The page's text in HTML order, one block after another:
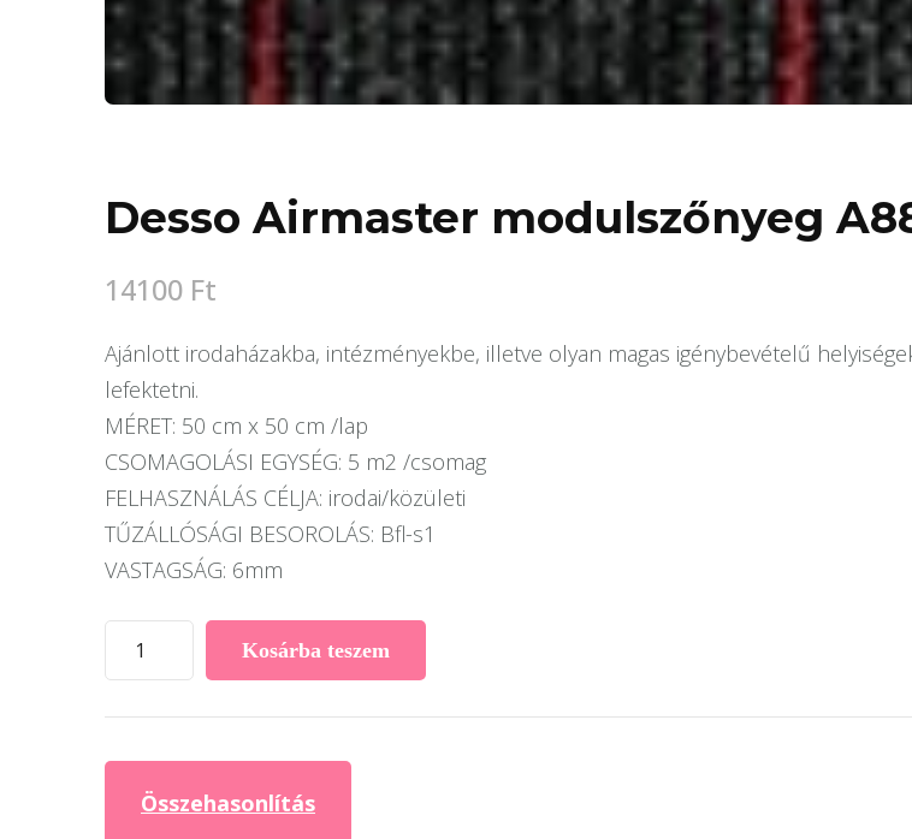
Desso Airmaster modulszőnyeg
14100 Ft
Ajánlott irodaházakba, intézményekbe, illetve olyan magas igénybevételű
lefektetni.
MÉRET: 50 cm x 50 cm /lap
CSOMAGOLÁSI EGYSÉG: 5 m2 /csomag
FELHASZNÁLÁS CÉLJA: irodai/közületi
TŰZÁLLÓSÁGI BESOROLÁS: Bfl-s1
VASTAGSÁG: 6mm
Desso
Airmaster
modulszőnyeg
mennyiség
Kosárba teszem
Összehasonlítás